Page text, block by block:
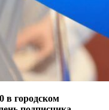
в городском